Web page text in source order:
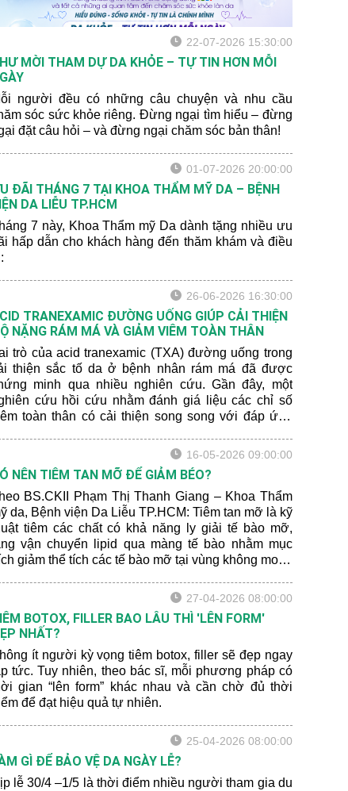
22-07-2026 15:30:00
MỜI THAM DỰ DA KHỎE – TỰ TIN HƠN MỖI
người đều có những câu chuyện và nhu cầu
sóc sức khỏe riêng. Đừng ngại tìm hiểu – đừng
đặt câu hỏi – và đừng ngại chăm sóc bản thân!
01-07-2026 20:00:00
ĐÃI THÁNG 7 TẠI KHOA THẨM MỸ DA – BỆNH
DA LIỄU TP.HCM
7 này, Khoa Thẩm mỹ Da dành tặng nhiều ưu
hấp dẫn cho khách hàng đến thăm khám và điều
26-06-2026 16:30:00
TRANEXAMIC ĐƯỜNG UỐNG GIÚP CẢI THIỆN
NẶNG RÁM MÁ VÀ GIẢM VIÊM TOÀN THÂN
trò của acid tranexamic (TXA) đường uống trong
thiện sắc tố da ở bệnh nhân rám má đã được
minh qua nhiều nghiên cứu. Gần đây, một
cứu hồi cứu nhằm đánh giá liệu các chỉ số
toàn thân có cải thiện song song với đáp ứng
hay không. Bên cạnh đó, các tác giả cũng muốn
giá tiềm năng của các chỉ số viêm như là chỉ
theo dõi đáp ứng điều trị.
16-05-2026 09:00:00
NÊN TIÊM TAN MỠ ĐỂ GIẢM BÉO?
BS.CKII Phạm Thị Thanh Giang – Khoa Thẩm
da, Bệnh viện Da Liễu TP.HCM: Tiêm tan mỡ là kỹ
tiêm các chất có khả năng ly giải tế bào mỡ,
vận chuyển lipid qua màng tế bào nhằm mục
giảm thể tích các tế bào mỡ tại vùng không mong
27-04-2026 08:00:00
BOTOX, FILLER BAO LÂU THÌ 'LÊN FORM'
NHẤT?
ít người kỳ vọng tiêm botox, filler sẽ đẹp ngay
tức. Tuy nhiên, theo bác sĩ, mỗi phương pháp có
gian “lên form” khác nhau và cần chờ đủ thời
để đạt hiệu quả tự nhiên.
25-04-2026 08:00:00
GÌ ĐỂ BẢO VỆ DA NGÀY LỄ?
lễ 30/4 –1/5 là thời điểm nhiều người tham gia du